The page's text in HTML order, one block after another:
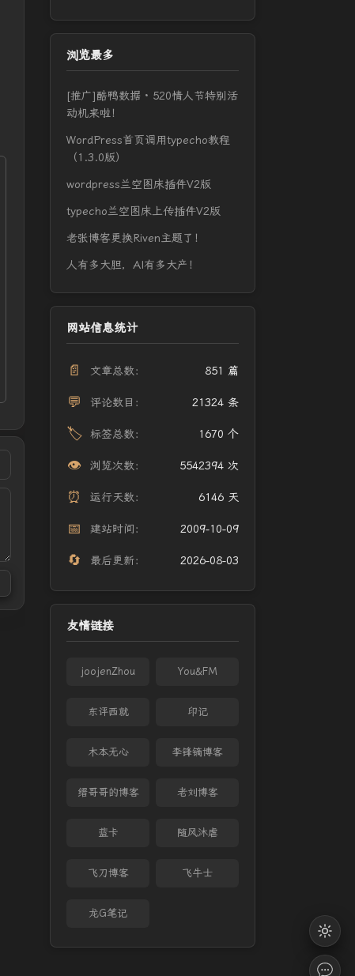
浏览最多
[推广]酷鸭数据 · 520情人节特别活
动机来啦！
WordPress首页调用typecho教程
（1.3.0版）
wordpress兰空图床插件V2版
typecho兰空图床上传插件V2版
老张博客更换Riven主题了！
人有多大胆，AI有多大产！
网站信息统计
📄 文章总数： 851 篇
💬 评论数目： 21324 条
🏷️ 标签总数： 1670 个
👁️ 浏览次数： 5542394 次
⏰ 运行天数： 6146 天
📅 建站时间： 2009-10-09
🔄 最后更新： 2026-08-03
友情链接
joojenZhou You&FM
东评西就 印记
木本无心 李锋镝博客
缙哥哥的博客 老刘博客
蓝卡 随风沐虐
飞刀博客 飞牛士
龙G笔记